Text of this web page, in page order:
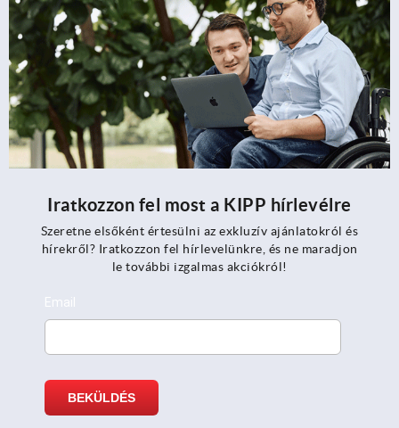
Iratkozzon fel most a KIPP hírlevélre
Szeretne elsőként értesülni az exkluzív ajánlatokról és
hírekről? Iratkozzon fel hírlevelünkre, és ne maradjon
le további izgalmas akciókról!